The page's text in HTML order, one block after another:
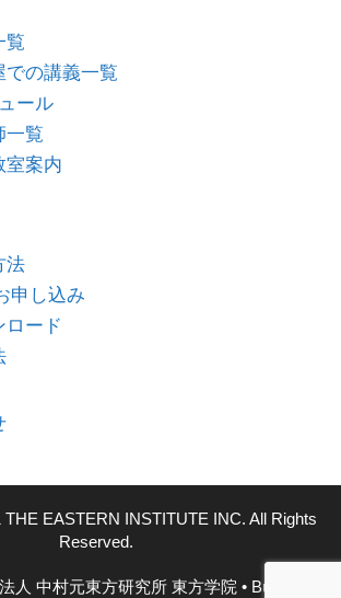
覧
での講義一覧
ール
一覧
室案内
法
申し込み
ロード
EASTERN INSTITUTE INC. All Rights
Reserved.
人 中村元東方研究所 東方学院 • Built with